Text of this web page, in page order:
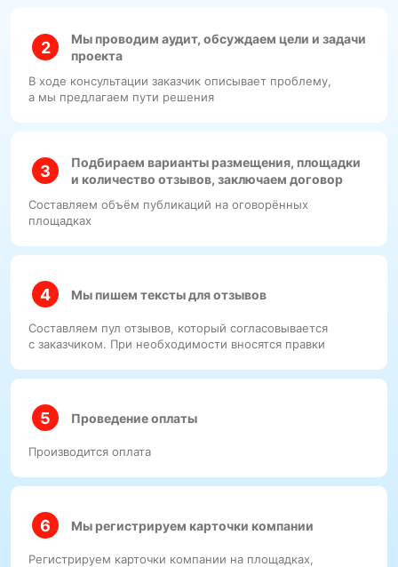
Мы проводим аудит, обсуждаем цели и задачи
проекта
В ходе консультации заказчик описывает проблему,
а мы предлагаем пути решения
Подбираем варианты размещения, площадки
и количество отзывов, заключаем договор
Составляем объём публикаций на оговорённых
площадках
Мы пишем тексты для отзывов
Составляем пул отзывов, который согласовывается
с заказчиком. При необходимости вносятся правки
Проведение оплаты
Производится оплата
Мы регистрируем карточки компании
Регистрируем карточки компании на площадках,